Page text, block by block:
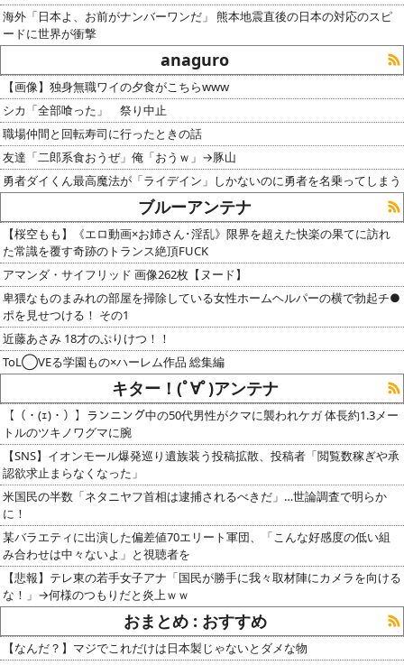
海外「日本よ、お前がナンバーワンだ」 熊本地震直後の日本の対応のスピ
ードに世界が衝撃
anaguro
【画像】独身無職ワイの夕食がこちらwww
シカ「全部喰った」 祭り中止
職場仲間と回転寿司に行ったときの話
友達「二郎系食おうぜ」俺「おうｗ」→豚山
勇者ダイくん最高魔法が「ライデイン」しかないのに勇者を名乗ってしまう
ブルーアンテナ
【桜空もも】《エロ動画×お姉さん･淫乱》限界を超えた快楽の果てに訪れ
た常識を覆す奇跡のトランス絶頂FUCK
アマンダ・サイフリッド 画像262枚【ヌード】
卑猥なものまみれの部屋を掃除している女性ホームヘルパーの横で勃起チ●
ポを見せつける！ その1
近藤あさみ 18才のぷりけつ！！
ToL◯VEる学園もの×ハーレム作品 総集編
キター！(ﾟ∀ﾟ)アンテナ
【（・(ｪ)・）】ランニング中の50代男性がクマに襲われケガ 体長約1.3メー
トルのツキノワグマに腕
【SNS】イオンモール爆発巡り遺族装う投稿拡散、投稿者「閲覧数稼ぎや承
認欲求止まらなくなった」
米国民の半数「ネタニヤフ首相は逮捕されるべきだ」…世論調査で明らか
に！
某バラエティに出演した偏差値70エリート軍団、「こんな好感度の低い組
み合わせは中々ないよ」と視聴者を
【悲報】テレ東の若手女子アナ「国民が勝手に我々取材陣にカメラを向ける
な！」→何様のつもりだと炎上ｗｗ
おまとめ : おすすめ
【なんだ？】マジでこれだけは日本製じゃないとダメな物